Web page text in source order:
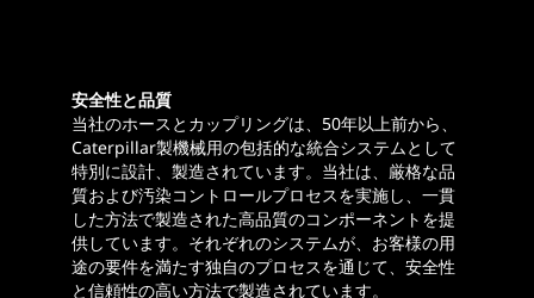
安全性と品質
当社のホースとカップリングは、50年以上前から、
Caterpillar製機械用の包括的な統合システムとして
特別に設計、製造されています。当社は、厳格な品
質および汚染コントロールプロセスを実施し、一貫
した方法で製造された高品質のコンポーネントを提
供しています。それぞれのシステムが、お客様の用
途の要件を満たす独自のプロセスを通じて、安全性
と信頼性の高い方法で製造されています。